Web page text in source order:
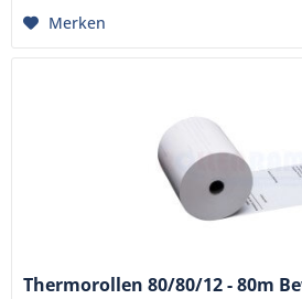
Merken
Thermorollen 80/80/12 - 80m